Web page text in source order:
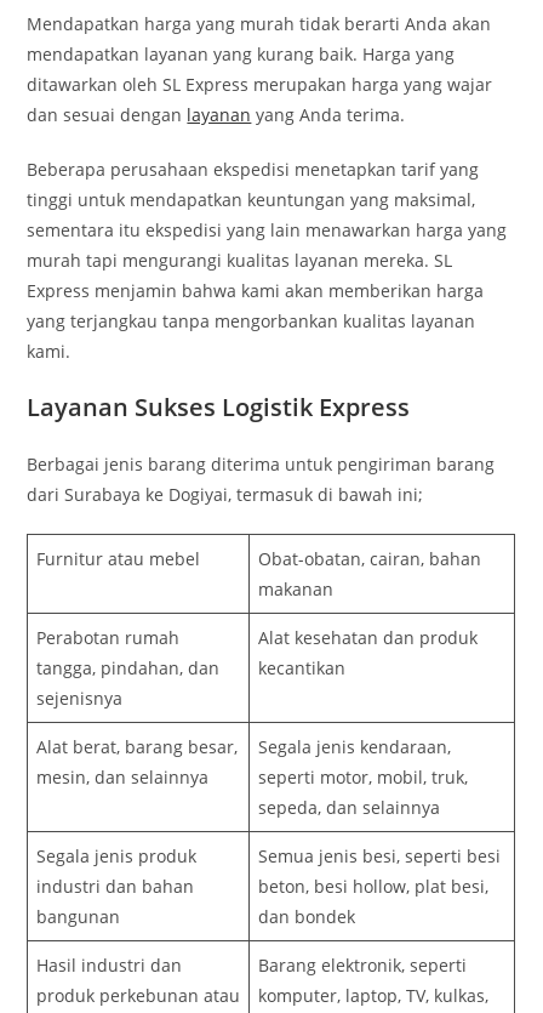
Mendapatkan harga yang murah tidak berarti Anda akan
mendapatkan layanan yang kurang baik. Harga yang
ditawarkan oleh SL Express merupakan harga yang wajar
dan sesuai dengan layanan yang Anda terima.
Beberapa perusahaan ekspedisi menetapkan tarif yang
tinggi untuk mendapatkan keuntungan yang maksimal,
sementara itu ekspedisi yang lain menawarkan harga yang
murah tapi mengurangi kualitas layanan mereka. SL
Express menjamin bahwa kami akan memberikan harga
yang terjangkau tanpa mengorbankan kualitas layanan
kami.
Layanan Sukses Logistik Express
Berbagai jenis barang diterima untuk pengiriman barang
dari Surabaya ke Dogiyai, termasuk di bawah ini;
Furnitur atau mebel
Obat-obatan, cairan, bahan
makanan
Perabotan rumah
tangga, pindahan, dan
sejenisnya
Alat kesehatan dan produk
kecantikan
Alat berat, barang besar,
mesin, dan selainnya
Segala jenis kendaraan,
seperti motor, mobil, truk,
sepeda, dan selainnya
Segala jenis produk
industri dan bahan
bangunan
Semua jenis besi, seperti besi
beton, besi hollow, plat besi,
dan bondek
Hasil industri dan
produk perkebunan atau
Barang elektronik, seperti
komputer, laptop, TV, kulkas,